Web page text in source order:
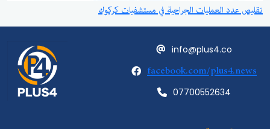
تقليص عدد العمليات الجراحية في مستشفيات كركوك
info@plus4.co
facebook.com/plus4.news
07700552634